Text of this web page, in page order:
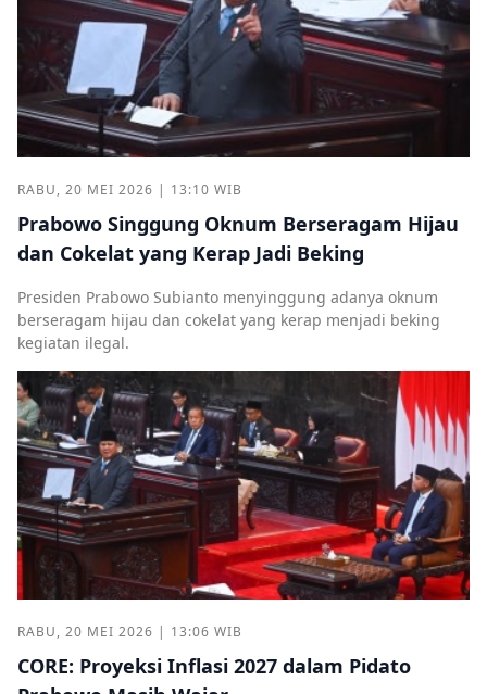
RABU, 20 MEI 2026 | 13:10 WIB
Prabowo Singgung Oknum Berseragam Hijau
dan Cokelat yang Kerap Jadi Beking
Presiden Prabowo Subianto menyinggung adanya oknum
berseragam hijau dan cokelat yang kerap menjadi beking
kegiatan ilegal.
RABU, 20 MEI 2026 | 13:06 WIB
CORE: Proyeksi Inflasi 2027 dalam Pidato